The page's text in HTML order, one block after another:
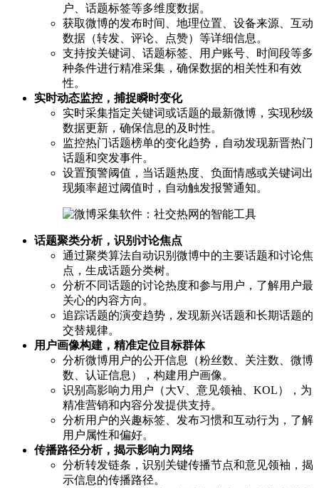
户、话题标签等多维度数据。
获取微博的发布时间、地理位置、设备来源、互动
数据（转发、评论、点赞）等详细信息。
支持按关键词、话题标签、用户账号、时间段等多
种条件进行精准采集，确保数据的相关性和有效
性。
实时动态监控，捕捉瞬时变化
实时采集指定关键词或话题的最新微博，实现秒级
数据更新，确保信息的及时性。
监控热门话题榜单的变化趋势，自动发现新晋热门
话题和突发事件。
设置预警阈值，当话题热度、负面情感或关键词出
现频率超过阈值时，自动触发报警通知。
话题聚类分析，识别讨论焦点
通过聚类算法自动识别微博中的主要话题和讨论焦
点，生成话题分类树。
分析不同话题的讨论热度和参与用户，了解用户最
关心的内容方向。
追踪话题的演变趋势，发现新兴话题和长期话题的
交替规律。
用户画像构建，精准定位目标群体
分析微博用户的公开信息（粉丝数、关注数、微博
数、认证信息），构建用户画像。
识别高影响力用户（大V、意见领袖、KOL），为
精准营销和内容分发提供支持。
分析用户的兴趣标签、发布习惯和互动行为，了解
用户属性和偏好。
传播路径分析，揭示影响力网络
分析转发链条，识别关键传播节点和意见领袖，揭
示信息的传播路径。